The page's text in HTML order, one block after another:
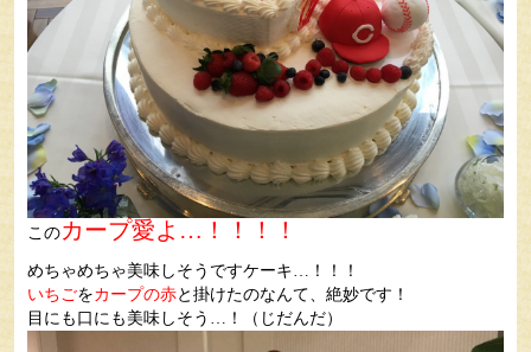
このカープ愛よ…！！！！
めちゃめちゃ美味しそうですケーキ…！！！
いちごをカープの赤と掛けたのなんて、絶妙です！
目にも口にも美味しそう…！（じだんだ）